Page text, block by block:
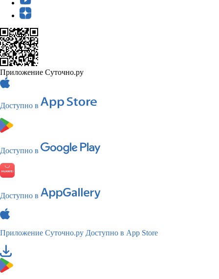
Приложение Суточно.ру
Доступно в
Доступно в
Доступно в
Приложение Суточно.ру Доступно в App Store